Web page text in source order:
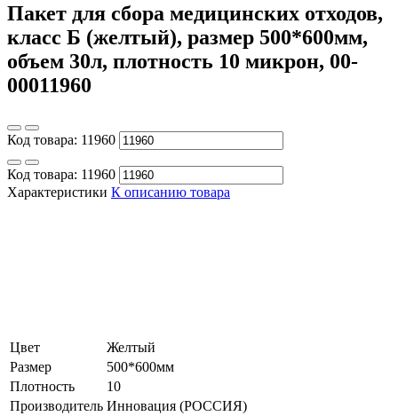
Пакет для сбора медицинских отходов,
класс Б (желтый), размер 500*600мм,
объем 30л, плотность 10 микрон, 00-
00011960
Код товара: 11960
Код товара: 11960
Характеристики К описанию товара
Цвет
Желтый
Размер
500*600мм
Плотность
10
Производитель Инновация (РОССИЯ)